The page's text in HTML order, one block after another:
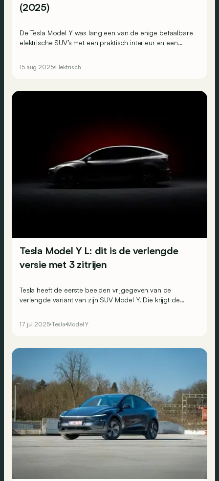
(2025)
De Tesla Model Y was lang een van de enige betaalbare
elektrische SUV’s met een praktisch interieur en een
Skoda, Xpeng, Opel en Smart.
15 aug 2025 Elektrisch
Tesla Model Y L: dit is de verlengde
versie met 3 zitrijen
Tesla heeft de eerste beelden vrijgegeven van de
verlengde variant van zijn SUV Model Y. Die krijgt de
17 jul 2025 Tesla Model Y